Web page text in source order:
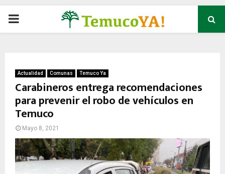
P
M
A
R
Actualidad Comunas Temuco Ya
Carabineros entrega recomendaciones
para prevenir el robo de vehículos en
Temuco
Mayo 8, 2021